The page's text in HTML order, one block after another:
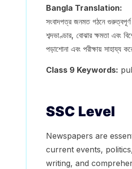
Bangla Translation:
সংবাদপত্র জনমত গঠনে গুরুত্বপূর্ণ
শব্দভাণ্ডার, বোঝার ক্ষমতা এবং
পড়াশোনা এবং পরীক্ষায় সাহায্য
Class 9 Keywords:
SSC Level
Newspapers are
current events,
writing, and